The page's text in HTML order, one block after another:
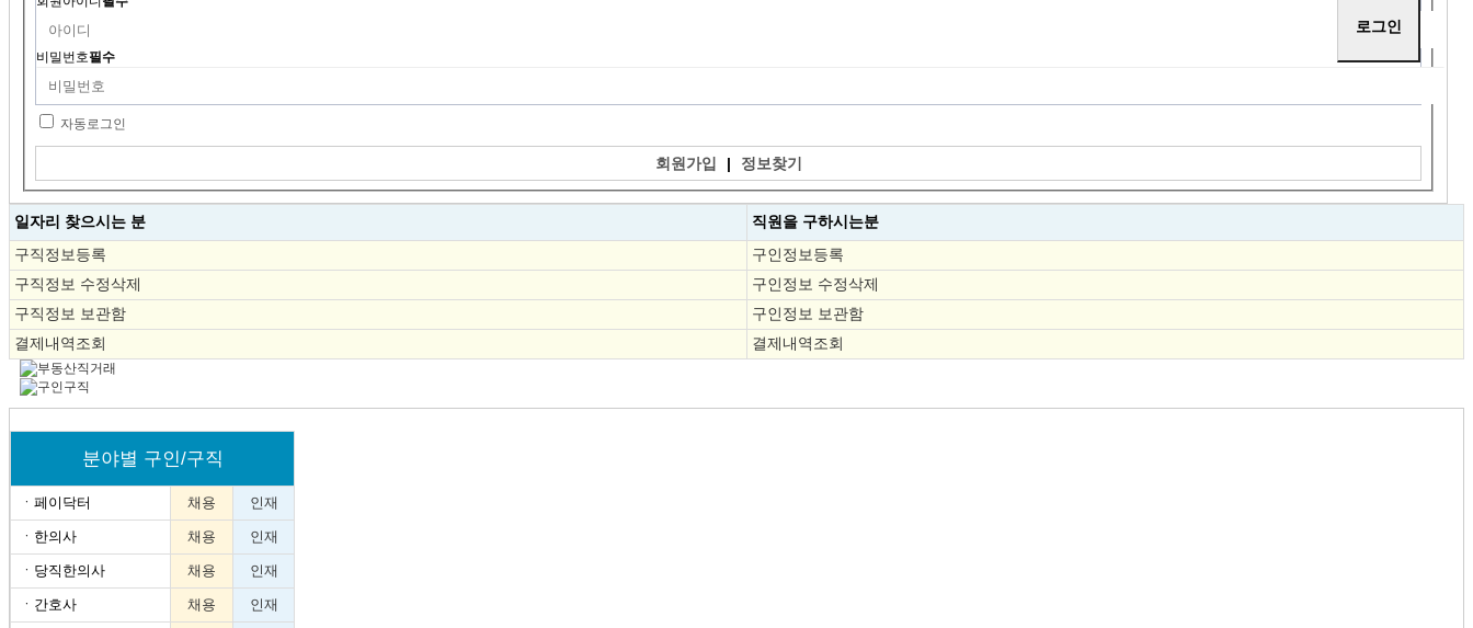
비밀번호필수
자동로그인
회원가입 | 정보찾기
일자리 찾으시는 분 직원을 구하시는분
구직정보등록
구인정보등록
구직정보 수정삭제
구인정보 수정삭제
구직정보 보관함
구인정보 보관함
결제내역조회
결제내역조회
분야별 구인/구직
ㆍ 페이닥터 채용 인재
ㆍ 한의사 채용 인재
ㆍ 당직한의사 채용 인재
ㆍ 간호사 채용 인재